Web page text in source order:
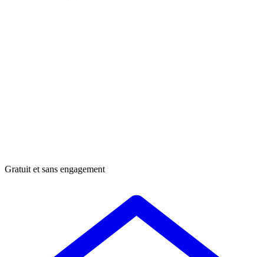
Gratuit et sans engagement